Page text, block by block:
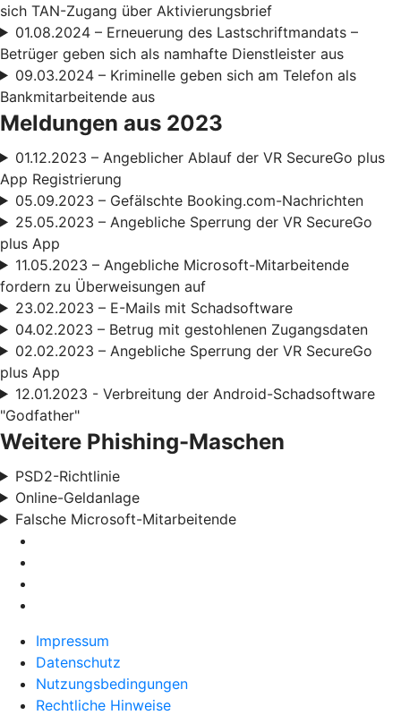
sich TAN-Zugang über Aktivierungsbrief
01.08.2024 – Erneuerung des Lastschriftmandats –
Betrüger geben sich als namhafte Dienstleister aus
09.03.2024 – Kriminelle geben sich am Telefon als
Bankmitarbeitende aus
Meldungen aus 2023
01.12.2023 – Angeblicher Ablauf der VR SecureGo plus
App Registrierung
05.09.2023 – Gefälschte Booking.com-Nachrichten
25.05.2023 – Angebliche Sperrung der VR SecureGo
plus App
11.05.2023 – Angebliche Microsoft-Mitarbeitende
fordern zu Überweisungen auf
23.02.2023 – E-Mails mit Schadsoftware
04.02.2023 – Betrug mit gestohlenen Zugangsdaten
02.02.2023 – Angebliche Sperrung der VR SecureGo
plus App
12.01.2023 - Verbreitung der Android-Schadsoftware
"Godfather"
Weitere Phishing-Maschen
PSD2-Richtlinie
Online-Geldanlage
Falsche Microsoft-Mitarbeitende
Impressum
Datenschutz
Nutzungsbedingungen
Rechtliche Hinweise